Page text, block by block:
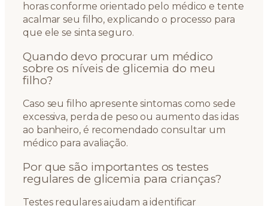
horas conforme orientado pelo médico e tente
acalmar seu filho, explicando o processo para
que ele se sinta seguro.
Quando devo procurar um médico
sobre os níveis de glicemia do meu
filho?
Caso seu filho apresente sintomas como sede
excessiva, perda de peso ou aumento das idas
ao banheiro, é recomendado consultar um
médico para avaliação.
Por que são importantes os testes
regulares de glicemia para crianças?
Testes regulares ajudam a identificar